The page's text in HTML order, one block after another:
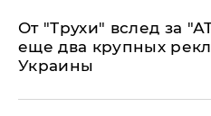
От "Трухи" вслед за
еще два крупных
Украины